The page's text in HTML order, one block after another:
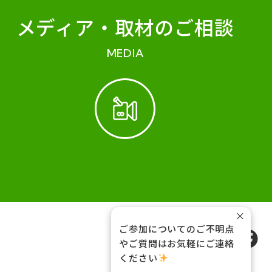
メディア・ 取材のご相談
MEDIA
FOLLOW US
ご参加についてのご不明点
やご質問はお気軽にご連絡
ください
×